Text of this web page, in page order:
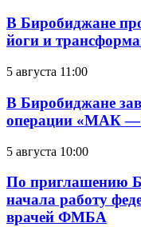
В Биробиджане
йоги и
5 августа 11:00
В Биробиджане
операции «МАК —
5 августа 10:00
По приглашению
начала работу
врачей ФМБА